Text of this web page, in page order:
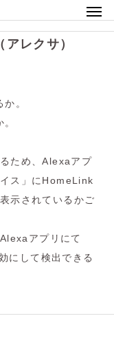
来ません（アレクサ）
レクサ）
。
ため、Alexaアプ
ス」にHomeLink
示されているかご
アプリにて
にして検出できる